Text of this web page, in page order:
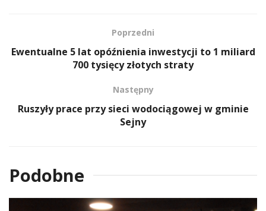
Poprzedni
Ewentualne 5 lat opóźnienia inwestycji to 1 miliard
700 tysięcy złotych straty
Następny
Ruszyły prace przy sieci wodociągowej w gminie
Sejny
Podobne